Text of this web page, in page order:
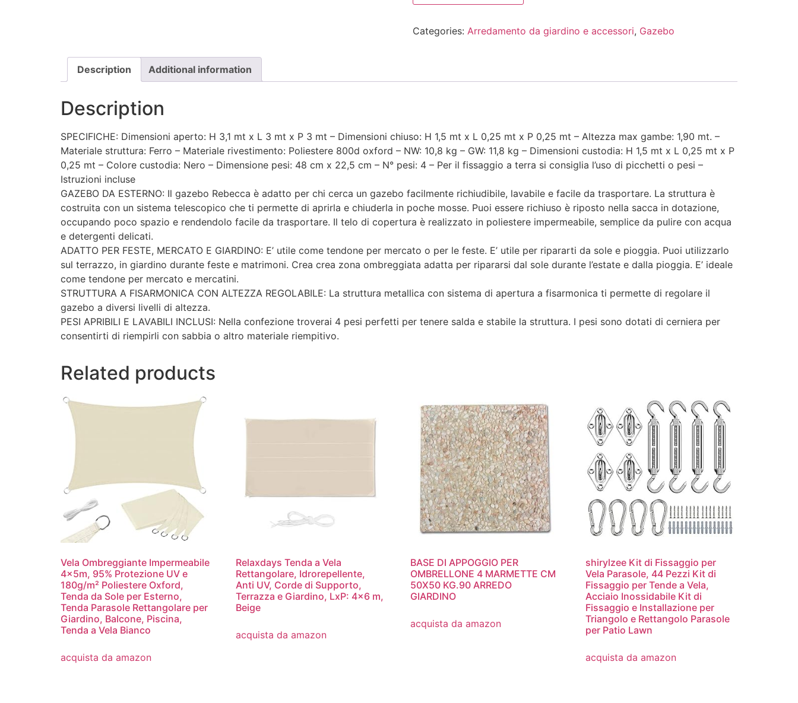
Categories: Arredamento da giardino e accessori, Gazebo
Description Additional information
Description
SPECIFICHE: Dimensioni aperto: H 3,1 mt x L 3 mt x P 3 mt – Dimensioni chiuso: H 1,5 mt x L 0,25 mt x P 0,25 mt – Altezza max gambe: 1,90 mt. –
Materiale struttura: Ferro – Materiale rivestimento: Poliestere 800d oxford – NW: 10,8 kg – GW: 11,8 kg – Dimensioni custodia: H 1,5 mt x L 0,25 mt x P
0,25 mt – Colore custodia: Nero – Dimensione pesi: 48 cm x 22,5 cm – N° pesi: 4 – Per il fissaggio a terra si consiglia l’uso di picchetti o pesi –
Istruzioni incluse
GAZEBO DA ESTERNO: Il gazebo Rebecca è adatto per chi cerca un gazebo facilmente richiudibile, lavabile e facile da trasportare. La struttura è
costruita con un sistema telescopico che ti permette di aprirla e chiuderla in poche mosse. Puoi essere richiuso è riposto nella sacca in dotazione,
occupando poco spazio e rendendolo facile da trasportare. Il telo di copertura è realizzato in poliestere impermeabile, semplice da pulire con acqua
e detergenti delicati.
ADATTO PER FESTE, MERCATO E GIARDINO: E’ utile come tendone per mercato o per le feste. E’ utile per ripararti da sole e pioggia. Puoi utilizzarlo
sul terrazzo, in giardino durante feste e matrimoni. Crea crea zona ombreggiata adatta per ripararsi dal sole durante l’estate e dalla pioggia. E’ ideale
come tendone per mercato e mercatini.
STRUTTURA A FISARMONICA CON ALTEZZA REGOLABILE: La struttura metallica con sistema di apertura a fisarmonica ti permette di regolare il
gazebo a diversi livelli di altezza.
PESI APRIBILI E LAVABILI INCLUSI: Nella confezione troverai 4 pesi perfetti per tenere salda e stabile la struttura. I pesi sono dotati di cerniera per
consentirti di riempirli con sabbia o altro materiale riempitivo.
Related products
Vela Ombreggiante Impermeabile
4x5m, 95% Protezione UV e
180g/m² Poliestere Oxford,
Tenda da Sole per Esterno,
Tenda Parasole Rettangolare per
Giardino, Balcone, Piscina,
Tenda a Vela Bianco
acquista da amazon
Relaxdays Tenda a Vela
Rettangolare, Idrorepellente,
Anti UV, Corde di Supporto,
Terrazza e Giardino, LxP: 4×6 m,
Beige
acquista da amazon
BASE DI APPOGGIO PER
OMBRELLONE 4 MARMETTE CM
50X50 KG.90 ARREDO
GIARDINO
acquista da amazon
shirylzee Kit di Fissaggio per
Vela Parasole, 44 Pezzi Kit di
Fissaggio per Tende a Vela,
Acciaio Inossidabile Kit di
Fissaggio e Installazione per
Triangolo e Rettangolo Parasole
per Patio Lawn
acquista da amazon